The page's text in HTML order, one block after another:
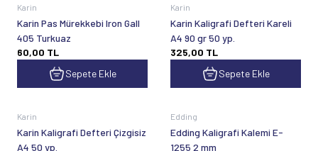
Karin
Karin Pas Mürekkebi Iron Gall
405 Turkuaz
60,00 TL
Sepete Ekle
Karin
Karin Kaligrafi Defteri Kareli
A4 90 gr 50 yp.
325,00 TL
Sepete Ekle
Karin
Karin Kaligrafi Defteri Çizgisiz
A4 50 yp.
Edding
Edding Kaligrafi Kalemi E-
1255 2 mm